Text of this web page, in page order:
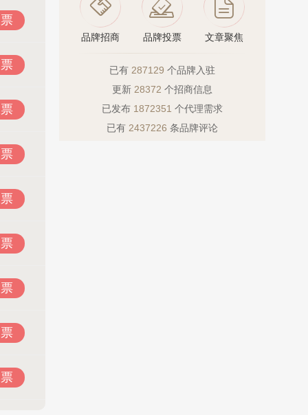
品牌招商 品牌投票 文章聚焦
已有 287129 个品牌入驻
更新 28372 个招商信息
已发布 1872351 个代理需求
已有 2437226 条品牌评论